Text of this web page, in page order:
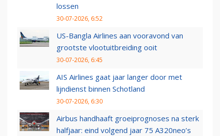
lossen
30-07-2026, 6:52
US-Bangla Airlines aan vooravond van
grootste vlootuitbreiding ooit
30-07-2026, 6:45
AIS Airlines gaat jaar langer door met
lijndienst binnen Schotland
30-07-2026, 6:30
Airbus handhaaft groeiprognoses na sterk
halfjaar: eind volgend jaar 75 A320neo’s